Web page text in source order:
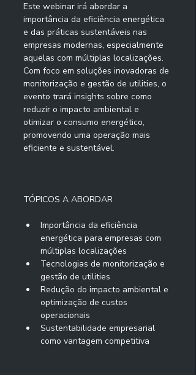
Este webinar irá abordar a
importância da eficiência energética
e das práticas sustentáveis nas
empresas modernas, especialmente
aquelas com múltiplas localizações.
Com foco em soluções inovadoras de
monitorização e gestão de utilities, o
evento trará insights sobre como
reduzir o impacto ambiental e
otimizar o consumo energético,
promovendo uma operação mais
eficiente e sustentável.
TÓPICOS A ABORDAR
Importância da eficiência
energética para empresas com
múltiplas localizações
Tecnologias de monitorização e
gestão de utilities
Redução do impacto ambiental e
optimização de custos
operacionais
Sustentabilidade empresarial
como vantagem competitiva